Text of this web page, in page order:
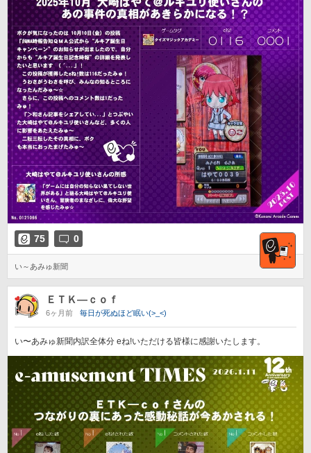
75 0
い～あみゅ新聞
ＥＴＫ―ｃｏｆ
6ヶ月前 毎日が死ぬほど眠い(>_<)
い〜あみゅ新聞内訳全体分 eね!いただける皆様に感謝いたします。